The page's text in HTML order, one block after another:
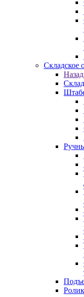
Складское
Назад